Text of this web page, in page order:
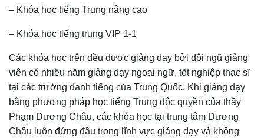
– Khóa học tiếng Trung nâng cao
– Khóa học tiếng trung VIP 1-1
Các khóa học trên đều được giảng dạy bởi đội ngũ giảng
viên có nhiều năm giảng dạy ngoại ngữ, tốt nghiệp thạc sĩ
tại các trường danh tiếng của Trung Quốc. Khi giảng dạy
bằng phương pháp học tiếng Trung độc quyền của thầy
Phạm Dương Châu, các khóa học tại trung tâm Dương
Châu luôn đứng đầu trong lĩnh vực giảng dạy và không